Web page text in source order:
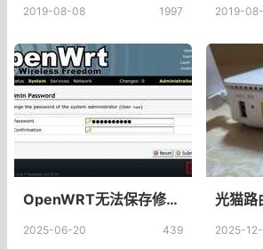
2019-08-08 1997 2019-
OpenWRT无法保存修改配置mounting fs with errors, running e2fsck is recommended
2025-06-20 439 2025-